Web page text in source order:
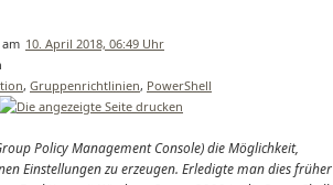
10. April 2018, 06:49 Uhr
, Gruppenrichtlinien, PowerShell
Policy Management Console) die Möglichkeit,
Einstellungen zu erzeugen. Erledigte man dies früher